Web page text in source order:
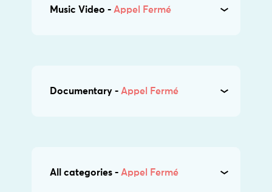
Music Video - Appel Fermé
Documentary - Appel Fermé
All categories - Appel Fermé